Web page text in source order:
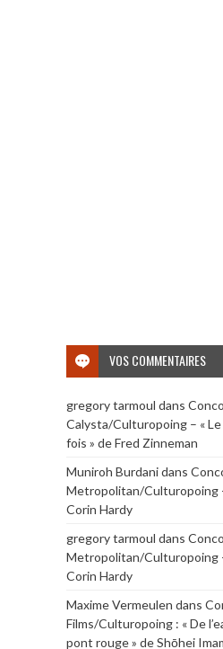
VOS COMMENTAIRES
gregory tarmoul dans
Calysta/Culturopoing – «
fois » de Fred Zinneman
Muniroh Burdanidans
Metropolitan/Culturopoing
Corin Hardy
gregory tarmoul dans
Metropolitan/Culturopoing
Corin Hardy
Maxime Vermeulen dans
Films/Culturopoing : « De
pont rouge » de Shōhei